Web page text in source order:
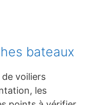
bateaux
voiliers
les